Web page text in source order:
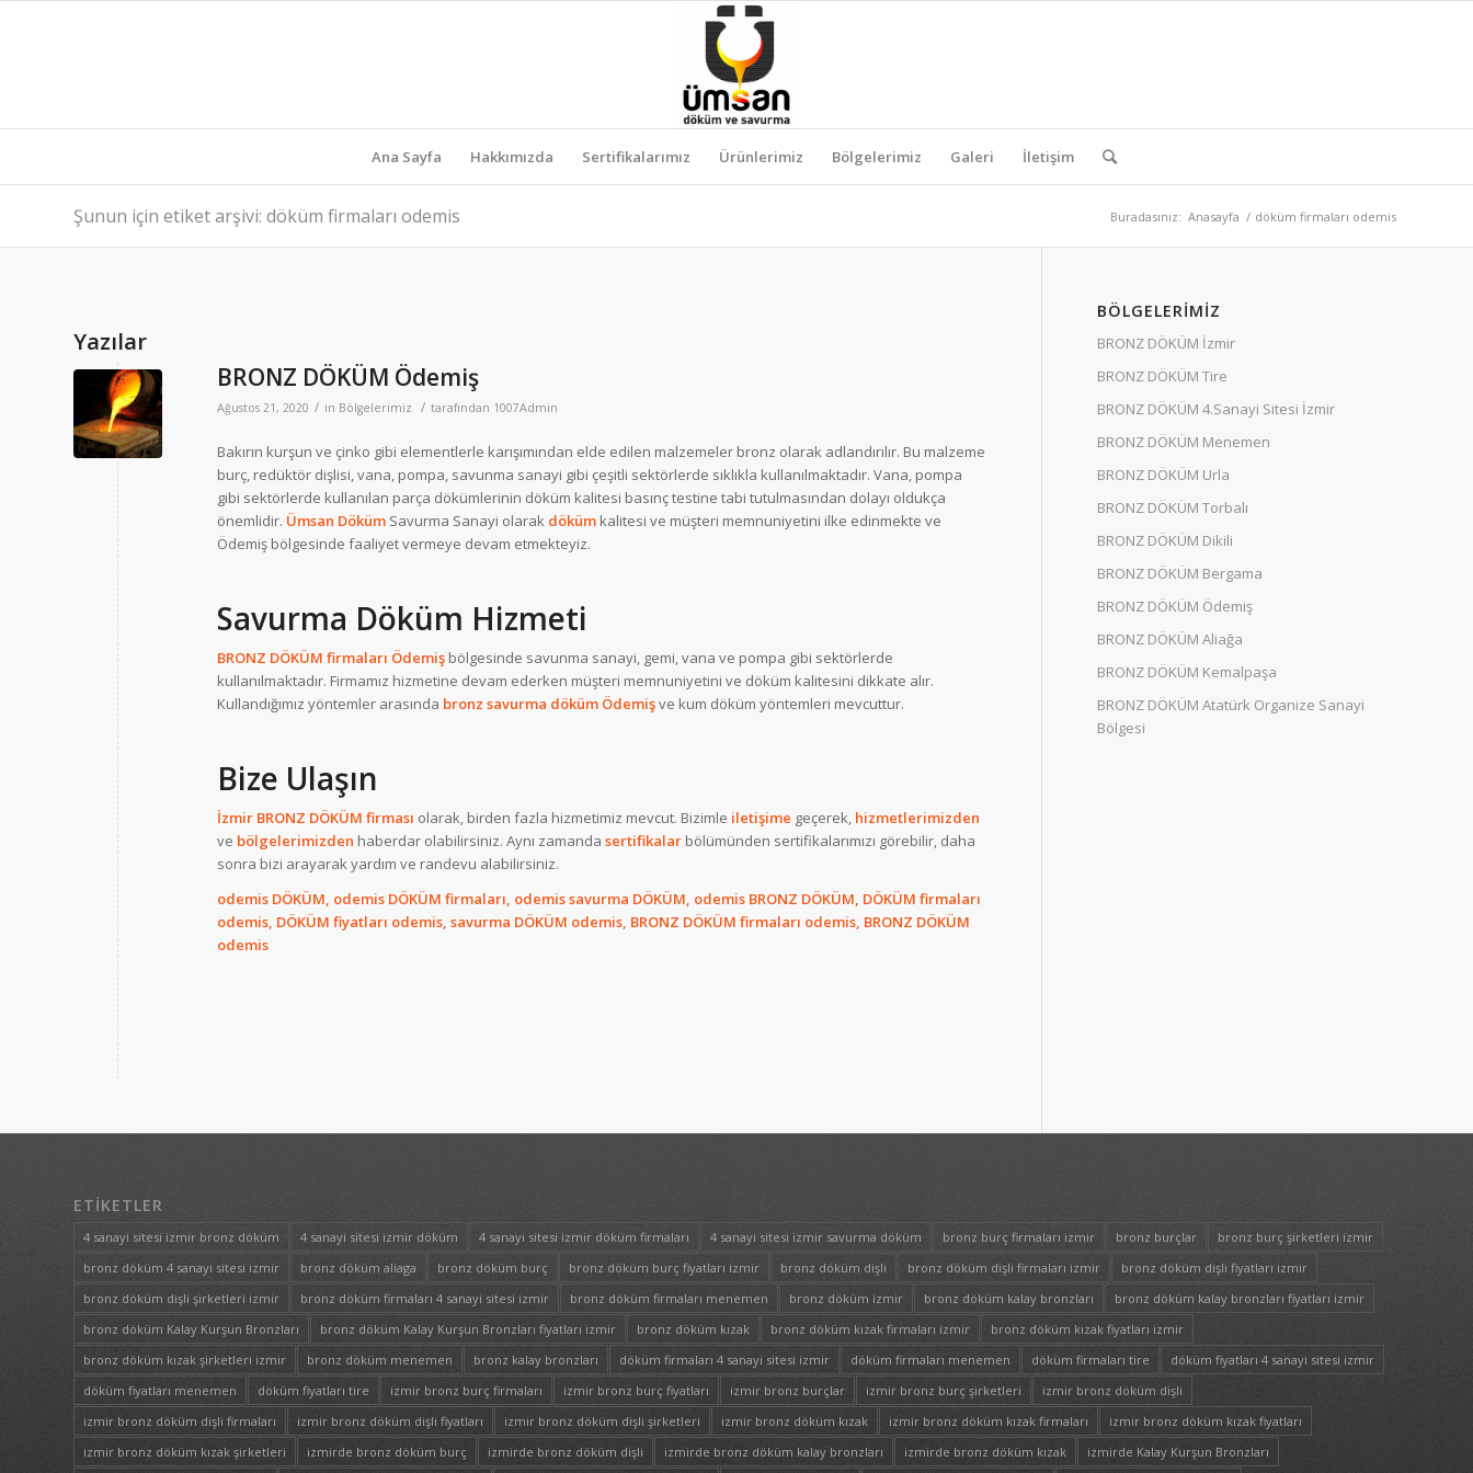
Ana Sayfa Hakkımızda Sertifikalarımız Ürünlerimiz Bölgelerimiz Galeri İletişim
Şunun için etiket arşivi: döküm firmaları odemis Buradasınız: Anasayfa / döküm firmaları odemis
Yazılar
BRONZ DÖKÜM Ödemiş
Ağustos 21, 2020 / in Bölgelerimiz / tarafından 1007Admin
Bakırın kurşun ve çinko gibi elementlerle karışımından elde edilen malzemeler bronz olarak adlandırılır. Bu malzeme
burç, redüktör dişlisi, vana, pompa, savunma sanayi gibi çeşitli sektörlerde sıklıkla kullanılmaktadır. Vana, pompa
gibi sektörlerde kullanılan parça dökümlerinin döküm kalitesi basınç testine tabi tutulmasından dolayı oldukça
önemlidir. Ümsan Döküm Savurma Sanayi olarak döküm kalitesi ve müşteri memnuniyetini ilke edinmekte ve
Ödemiş bölgesinde faaliyet vermeye devam etmekteyiz.
Savurma Döküm Hizmeti
BRONZ DÖKÜM firmaları Ödemiş bölgesinde savunma sanayi, gemi, vana ve pompa gibi sektörlerde
kullanılmaktadır. Firmamız hizmetine devam ederken müşteri memnuniyetini ve döküm kalitesini dikkate alır.
Kullandığımız yöntemler arasında bronz savurma döküm Ödemişve kum döküm yöntemleri mevcuttur.
Bize Ulaşın
İzmir BRONZ DÖKÜM firması olarak, birden fazla hizmetimiz mevcut. Bizimle iletişime geçerek, hizmetlerimizden
ve bölgelerimizden haberdar olabilirsiniz. Aynı zamanda sertifikalar bölümünden sertifikalarımızı görebilir, daha
sonra bizi arayarak yardım ve randevu alabilirsiniz.
odemis DÖKÜM, odemis DÖKÜM firmaları, odemis savurma DÖKÜM, odemis BRONZ DÖKÜM, DÖKÜM firmaları
odemis, DÖKÜM fiyatları odemis, savurma DÖKÜM odemis, BRONZ DÖKÜM firmaları odemis, BRONZ DÖKÜM
odemis
BÖLGELERIMIZ
BRONZ DÖKÜM İzmir
BRONZ DÖKÜM Tire
BRONZ DÖKÜM 4.Sanayi Sitesi İzmir
BRONZ DÖKÜM Menemen
BRONZ DÖKÜM Urla
BRONZ DÖKÜM Torbalı
BRONZ DÖKÜM Dikili
BRONZ DÖKÜM Bergama
BRONZ DÖKÜM Ödemiş
BRONZ DÖKÜM Aliağa
BRONZ DÖKÜM Kemalpaşa
BRONZ DÖKÜM Atatürk Organize Sanayi
Bölgesi
ETIKETLER
4 sanayi sitesi izmir bronz döküm 4 sanayi sitesi izmir döküm 4 sanayi sitesi izmir döküm firmaları 4 sanayi sitesi izmir savurma döküm bronz burç firmaları izmir bronz burçlar
bronz burç şirketleri izmir
bronz döküm 4 sanayi sitesi izmir
bronz döküm aliaga bronz döküm burç bronz döküm burç fiyatları izmir bronz döküm dişli bronz döküm dişli firmaları izmir
bronz döküm dişli fiyatları izmir
bronz döküm dişli şirketleri izmir
bronz döküm firmaları 4 sanayi sitesi izmir bronz döküm firmaları menemen bronz döküm izmir bronz döküm kalay bronzları
bronz döküm kalay bronzları fiyatları izmir
bronz döküm Kalay Kurşun Bronzları
bronz döküm Kalay Kurşun Bronzları fiyatları izmir bronz döküm kızak bronz döküm kızak firmaları izmir
bronz döküm kızak fiyatları izmir
bronz döküm kızak şirketleri izmir
bronz döküm menemen bronz kalay bronzları döküm firmaları 4 sanayi sitesi izmir döküm firmaları menemen döküm firmaları tire
döküm fiyatları 4 sanayi sitesi izmir
döküm fiyatları menemen
döküm fiyatları tire izmir bronz burç firmaları izmir bronz burç fiyatları izmir bronz burçlar izmir bronz burç şirketleri
izmir bronz döküm dişli
izmir bronz döküm dişli firmaları
izmir bronz döküm dişli fiyatları izmir bronz döküm dişli şirketleri izmir bronz döküm kızak izmir bronz döküm kızak firmaları
izmir bronz döküm kızak fiyatları
izmir bronz döküm kızak şirketleri
izmirde bronz döküm burç izmirde bronz döküm dişli izmirde bronz döküm kalay bronzları izmirde bronz döküm kızak izmirde Kalay Kurşun Bronzları